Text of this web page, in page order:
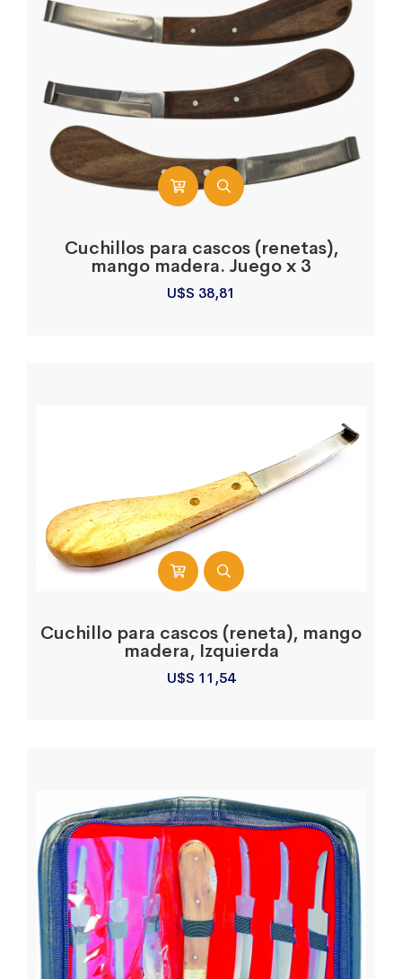
Cuchillos para cascos (renetas),
mango madera. Juego x 3
U$S 38,81
Cuchillo para cascos (reneta), mango
madera, Izquierda
U$S 11,54